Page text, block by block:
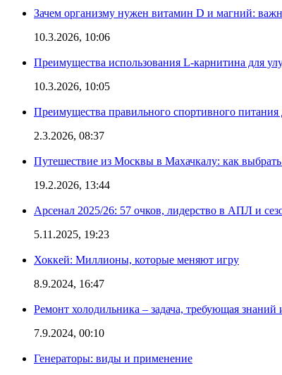
Зачем организму нужен витамин D и магний:
10.3.2026, 10:06
Преимущества использования L-карнитина для
10.3.2026, 10:05
Преимущества правильного спортивного питания
2.3.2026, 08:37
Путешествие из Москвы в Махачкалу: как
19.2.2026, 13:44
Арсенал 2025/26: 57 очков, лидерство в АПЛ и
5.11.2025, 19:23
Хоккей: Миллионы, которые меняют игру
8.9.2024, 16:47
Ремонт холодильника – задача, требующая знаний
7.9.2024, 00:10
Генераторы: виды и применение